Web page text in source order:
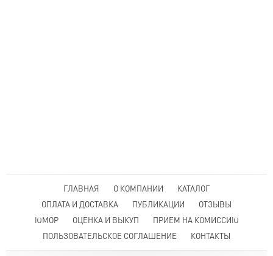
ГЛАВНАЯ О КОМПАНИИ
КАТАЛОГ
ОПЛАТА И ДОСТАВКА
ПУБЛИКАЦИИ
ОТЗЫВЫ
ЮМОР
ОЦЕНКА И ВЫКУП
ПРИЕМ НА КОМИССИЮ
ПОЛЬЗОВАТЕЛЬСКОЕ СОГЛАШЕНИЕ
КОНТАКТЫ